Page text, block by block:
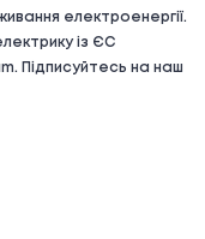
електроенергії.
із ЄС
Підписуйтесь на наш